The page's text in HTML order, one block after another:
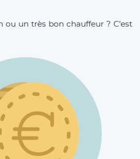
ou un très bon chauffeur ? C’est